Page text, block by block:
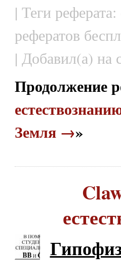
| Теги
рефератов
| Добавил(а) на
Продолжение
Земля →»